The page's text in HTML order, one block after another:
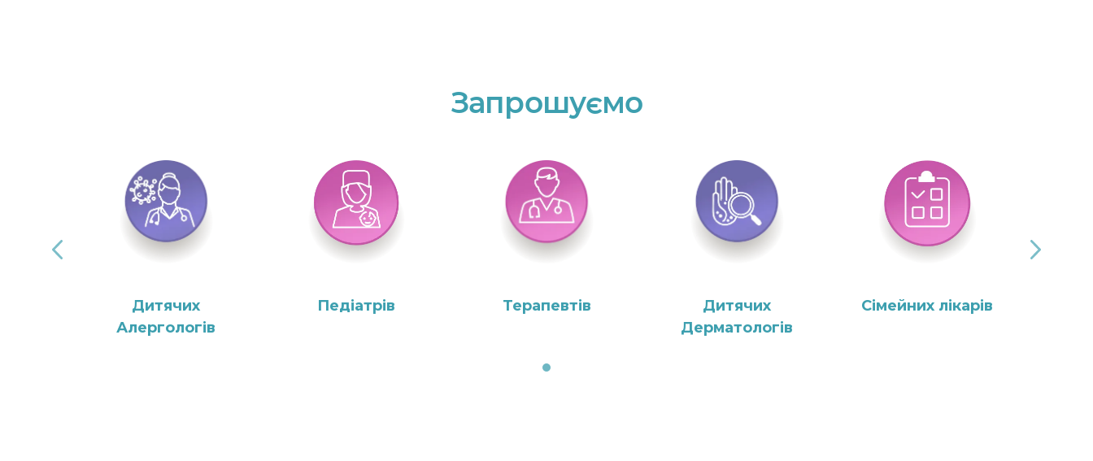
Запрошуємо
Дитячих
Алергологів
Педіатрів Терапевтів
Дитячих
Дерматологів
Сімейних лікарів